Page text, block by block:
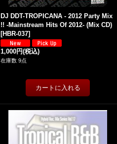
DJ DDT-TROPICANA - 2012 Party Mix
!! -Mainstream Hits Of 2012- (Mix CD)
[HBR-037]
1,000円(税込)
在庫数 9点